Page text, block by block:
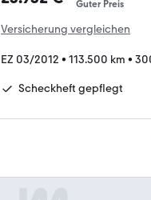
Guter Preis
Versicherung vergleichen
EZ 03/2012 • 113.500 km •
Scheckheft gepflegt